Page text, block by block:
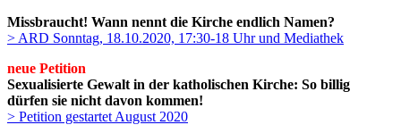
Missbraucht! Wann nennt die Kirche endlich Namen?
> ARD Sonntag, 18.10.2020, 17:30-18 Uhr und Mediathek
neue Petition
Sexualisierte Gewalt in der katholischen Kirche: So billig
dürfen sie nicht davon kommen!
> Petition gestartet August 2020